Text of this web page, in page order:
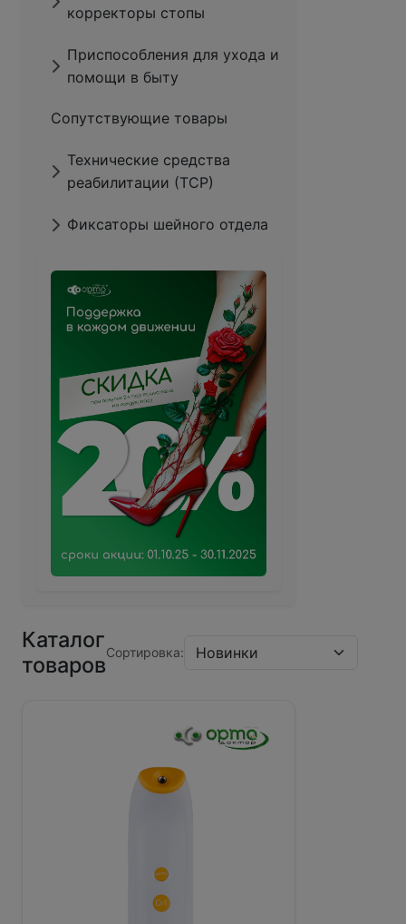
корректоры стопы
Приспособления для ухода и
помощи в быту
Сопутствующие товары
Технические средства
реабилитации (ТСР)
Фиксаторы шейного отдела
Каталог
товаровСортировка: